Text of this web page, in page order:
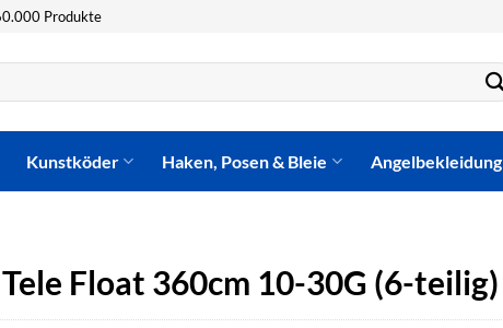
Produkte
Kunstköder Haken, Posen & Bleie Angelbekleidung
Float 360cm 10-30G (6-teilig)